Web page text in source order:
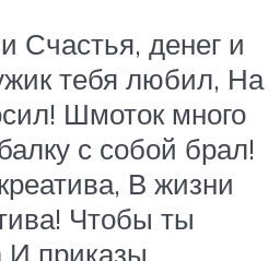
Счастья, денег и
тебя любил, На
Шмоток много
с собой брал!
В жизни
Чтобы ты
приказы